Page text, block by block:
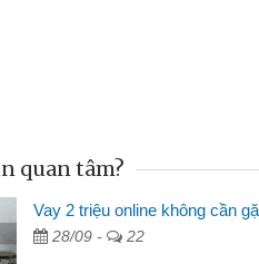
Mai Lan -
Tôi biết
quan tâm?
Vay 2 triệu online không cần
28/09 - 22